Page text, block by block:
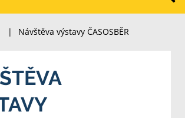
| Návštěva výstavy ČASOSBĚR